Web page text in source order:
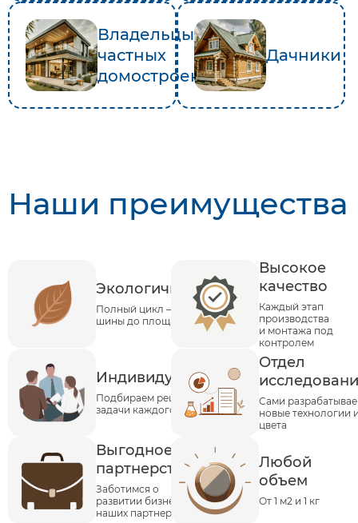
Владельцы
частных
домостроений
Дачники
Наши преимущества
Экологичность
Полный цикл – от
шины до площадки
Высокое
качество
Каждый этап
производства
и монтажа под
контролем
Индивидуальность
Подбираем решения под
задачи каждого клиента
Отдел
Сами
новые технологии
цвета
Выгодное
партнерство
Заботимся о
развитии бизнеса
наших партнеров
Любой
объем
От 1 м2 и 1 кг